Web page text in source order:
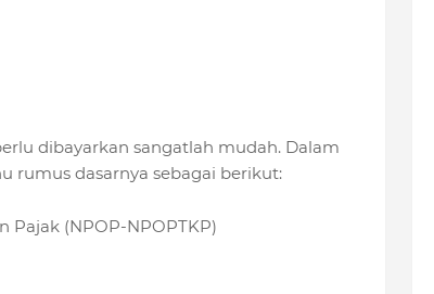
dibayarkan sangatlah mudah. Dalam
rumus dasarnya sebagai berikut:
Pajak (NPOP-NPOPTKP)